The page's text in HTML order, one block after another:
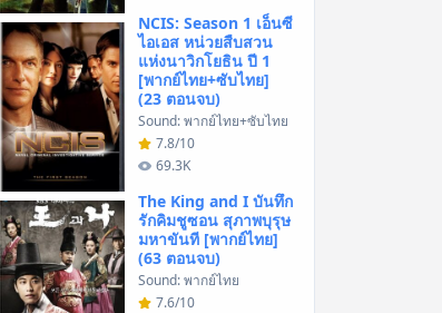
NCIS: Season 1 เอ็นซี
ไอเอส หน่วยสืบสวน
แห่งนาวิกโยธิน ปี 1
[พากย์ไทย+ซับไทย]
(23 ตอนจบ)
Sound: พากย์ไทย+ซับไทย
7.8/10
69.3K
The King and I บันทึก
รักคิมชูซอน สุภาพบุรุษ
มหาขันที [พากย์ไทย]
(63 ตอนจบ)
Sound: พากย์ไทย
7.6/10